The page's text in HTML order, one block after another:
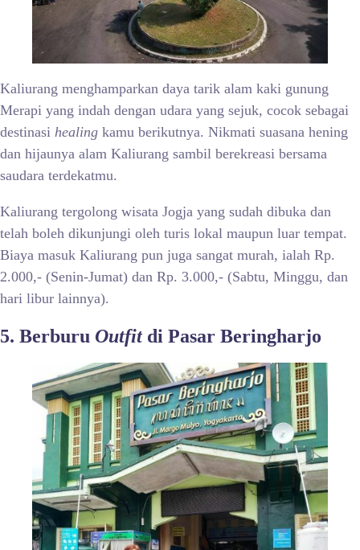
Kaliurang menghamparkan daya tarik alam kaki gunung
Merapi yang indah dengan udara yang sejuk, cocok sebagai
destinasi healing kamu berikutnya. Nikmati suasana hening
dan hijaunya alam Kaliurang sambil berekreasi bersama
saudara terdekatmu.
Kaliurang tergolong wisata Jogja yang sudah dibuka dan
telah boleh dikunjungi oleh turis lokal maupun luar tempat.
Biaya masuk Kaliurang pun juga sangat murah, ialah Rp.
2.000,- (Senin-Jumat) dan Rp. 3.000,- (Sabtu, Minggu, dan
hari libur lainnya).
5. Berburu Outfit di Pasar Beringharjo